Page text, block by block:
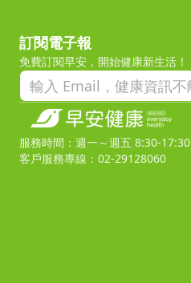
訂閱電子報
免費訂閱早安，開始健康新生活！
服務時間：週一～週五 8:30-17:30
客戶服務專線：02-29128060